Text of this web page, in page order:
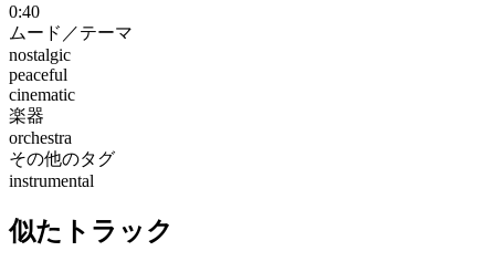
0:40
ムード／テーマ
nostalgic
peaceful
cinematic
楽器
orchestra
その他のタグ
instrumental
似たトラック